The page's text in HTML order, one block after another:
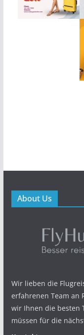
About Us
Wir lieben die
erfahrenen Team an
wir Ihnen die besten
müssen für die